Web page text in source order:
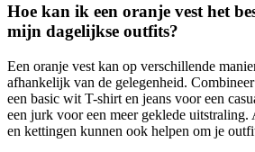
Hoe kan ik een oranje vest het
mijn dagelijkse outfits?
Een oranje vest kan op verschillende
afhankelijk van de gelegenheid.
een basic wit T-shirt en jeans voor een
een jurk voor een meer geklede uitstraling.
en kettingen kunnen ook helpen om je